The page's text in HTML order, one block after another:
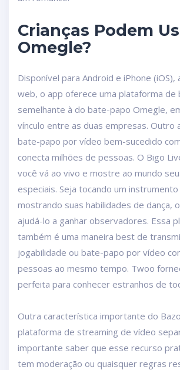
Crianças Podem
Omegle?
Disponível para Android e iPhone (iOS),
web, o app oferece uma plataforma de
semelhante à do bate-papo Omegle,
vínculo entre as duas empresas. Outro
bate-papo por vídeo bem-sucedido
conecta milhões de pessoas. O Bigo
você vá ao vivo e mostre ao mundo
especiais. Seja tocando um instrumento
mostrando suas habilidades de dança,
ajudá-lo a ganhar observadores. Essa
também é uma maneira best de
jogabilidade ou bate-papo por vídeo
pessoas ao mesmo tempo. Twoo
perfeita para conhecer estranhos de
Outra característica importante do
plataforma de streaming de vídeo
importante saber que esse recurso
tem moderação ou quaisquer regras